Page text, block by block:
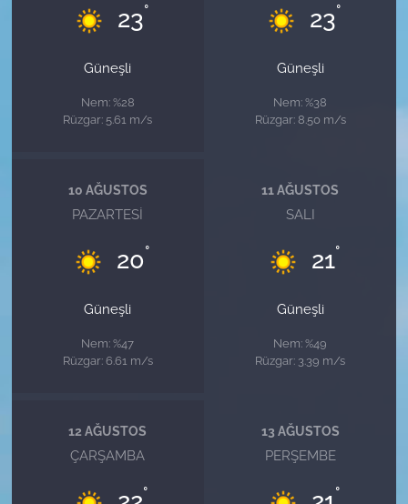
23°
Güneşli
Nem: %28
Rüzgar: 5.61 m/s
23°
Güneşli
Nem: %38
Rüzgar: 8.50 m/s
10 AĞUSTOS
PAZARTESI
20°
Güneşli
Nem: %47
Rüzgar: 6.61 m/s
11 AĞUSTOS
SALI
21°
Güneşli
Nem: %49
Rüzgar: 3.39 m/s
12 AĞUSTOS
ÇARŞAMBA
°
13 AĞUSTOS
PERŞEMBE
°